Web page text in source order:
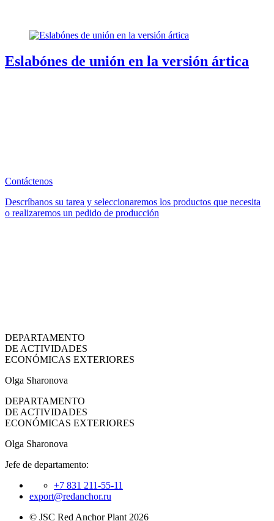
Eslabónes de unión en la versión ártica
Contáctenos
Descríbanos su tarea y seleccionaremos los productos que necesita
o realizaremos un pedido de producción
DEPARTAMENTO
DE ACTIVIDADES
ECONÓMICAS EXTERIORES
Olga Sharonova
DEPARTAMENTO
DE ACTIVIDADES
ECONÓMICAS EXTERIORES
Olga Sharonova
Jefe de departamento:
+7 831 211-55-11
export@redanchor.ru
© JSC Red Anchor Plant 2026